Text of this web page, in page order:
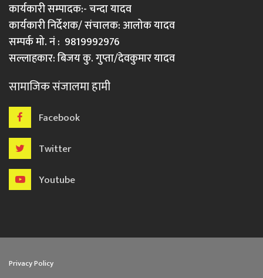
कार्यकारी सम्पादक:- चन्दा यादव
कार्यकारी निर्देशक/ संचालक: आलोक यादव
सम्पर्क मो. नं : 9819992976
सल्लाहकार: बिजय कु. गुप्ता/देवकुमार यादव
सामाजिक संजालमा हामी
Facebook
Twitter
Youtube
Privacy Policy